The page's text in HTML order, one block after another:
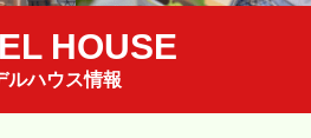
HOUSE
ルハウス情報